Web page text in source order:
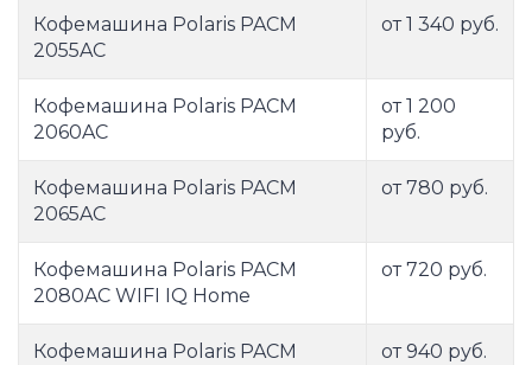
Кофемашина Polaris PACM
2055AC
от 1 340 руб.
Кофемашина Polaris PACM
2060AC
от 1 200
руб.
Кофемашина Polaris PACM
2065AC
от 780 руб.
Кофемашина Polaris PACM
2080AC WIFI IQ Home
от 720 руб.
Кофемашина Polaris PACM
от 940 руб.